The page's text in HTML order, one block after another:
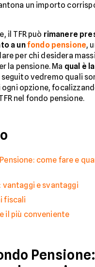
un importo
il TFR può rimanere
a unfondo pensione,
per chi desidera
la pensione. Ma qual è
seguito vedremo quali
opzione,
nel fondo pensione.
come fare e
vantaggi e svantaggi
fiscali
il più conveniente